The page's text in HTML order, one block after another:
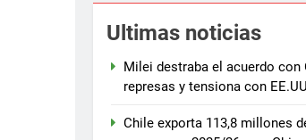
Ultimas noticias
Milei destraba el acuerdo con
represas y tensiona con
Chile exporta 113,8 millones